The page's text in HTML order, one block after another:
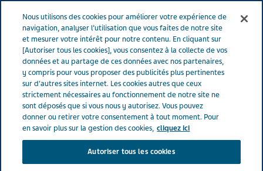
Menu
France Nos Produits
IRBESARTAN HYDROCHLOROTHIAZIDE
TEVA® 300 mg-12.5 mg (bte de 90)
IRBESARTAN
HYDROCHLOROTHIAZIDE
TEVA® 300 mg-12.5 mg
Nous utilisons des cookies pour améliorer votre expérience de
navigation, analyser l’utilisation que vous faites de notre site
et mesurer votre intérêt pour notre contenu. En cliquant sur
[Autoriser tous les cookies], vous consentez à la collecte de vos
données et au partage de ces données avec nos partenaires,
y compris pour vous proposer des publicités plus pertinentes
sur d'autres sites internet. Les cookies autres que ceux
strictement nécessaires au fonctionnement de notre site ne
sont déposés que si vous nous y autorisez. Vous pouvez
donner ou retirer votre consentement à tout moment. Pour
en savoir plus sur la gestion des cookies, cliquez ici
Autoriser tous les cookies